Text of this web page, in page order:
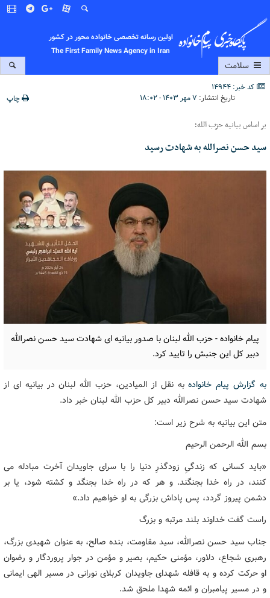
اولین رسانه تخصصی خانواده محور در کشور
The First Family News Agency in Iran
سلامت
کد خبر: 14944
تاریخ انتشار: ۷ مهر ۱۴۰۳ - ۱۸:۰۲ چاپ
بر اساس بیانیه حزب الله؛
سید حسن نصرالله به شهادت رسید
پیام خانواده - حزب الله لبنان با صدور بیانیه ای شهادت سید حسن نصرالله
دبیر کل این جنبش را تایید کرد.
به گزارش پیام خانوادهبه نقل از المیادین، حزب الله لبنان در بیانیه ای از
شهادت سید حسن نصرالله دبیر کل حزب الله لبنان خبر داد.
متن این بیانیه به شرح زیر است:
بسم الله الرحمن الرحیم
«باید کسانی که زندگیِ زودگذرِ دنیا را با سرای جاویدان آخرت مبادله می
کنند، در راه خدا بجنگند. و هر که در راه خدا بجنگد و کشته شود، یا بر
دشمن پیروز گردد، پس پاداش بزرگی به او خواهیم داد.»
راست گفت خداوند بلند مرتبه و بزرگ
جناب سید حسن نصرالله، سید مقاومت، بنده صالح، به عنوان شهیدی بزرگ،
رهبری شجاع، دلاور، مؤمنی حکیم، بصیر و مؤمن در جوار پروردگار و رضوان
او حرکت کرده و به قافله شهدای جاویدان کربلای نورانی در مسیر الهی ایمانی
و در مسیر پیامبران و ائمه شهدا ملحق شد.